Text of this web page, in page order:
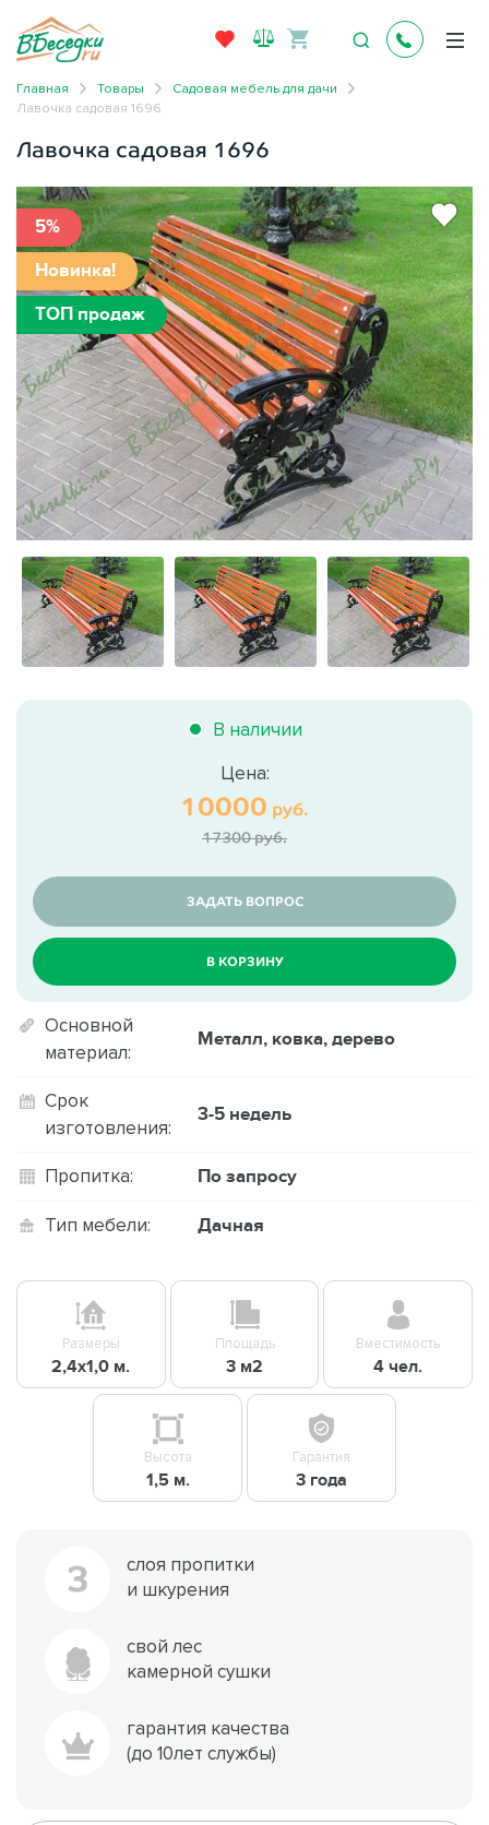
Главная Товары
Садовая мебель для дачи
Лавочка садовая 1696
Лавочка садовая 1696
5%
Новинка!
ТОП продаж
В наличии
Цена:
10000 руб.
17300 руб.
ЗАДАТЬ ВОПРОС
В КОРЗИНУ
Основной
материал:
Металл, ковка, дерево
Срок
изготовления:
3-5 недель
Пропитка: По запросу
Тип мебели: Дачная
Размеры
2,4х1,0 м.
Площадь
3 м2
Вместимость
4 чел.
Высота
1,5 м.
Гарантия
3 года
3
слоя пропитки
и шкурения
свой лес
камерной сушки
гарантия качества
(до 10лет службы)